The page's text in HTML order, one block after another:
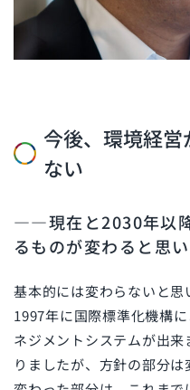
今後、環境経
ない
――現在と2030年以
るものが変わると思
基本的には変わらないと思
1997年に国際標準化機構に
ネジメントシステムが出来
りましたが、方針の部分は